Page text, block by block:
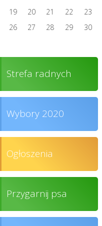
19 20 21 22
23
26 27 28 29
30
Strefa radnych
Wybory 2020
Ogłoszenia
Przygarnij psa